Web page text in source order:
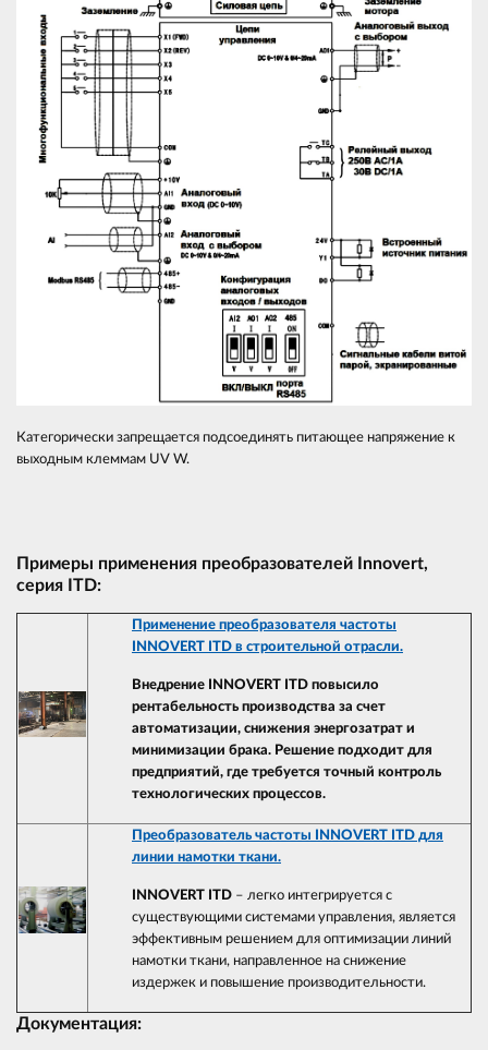
Категорически запрещается подсоединять питающее напряжение к
выходным клеммам UV W.
Примеры применения преобразователей Innovert,
серия ITD:
Применение преобразователя частоты
INNOVERT ITD в строительной отрасли.
Внедрение INNOVERT ITD повысило
рентабельность производства за счет
автоматизации, снижения энергозатрат и
минимизации брака. Решение подходит для
предприятий, где требуется точный контроль
технологических процессов.
Преобразователь частоты INNOVERT ITD для
линии намотки ткани.
INNOVERT ITD – легко интегрируется с
существующими системами управления, является
эффективным решением для оптимизации линий
намотки ткани, направленное на снижение
издержек и повышение производительности.
Документация: